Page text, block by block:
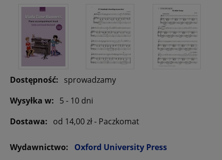
Dostępność: sprowadzamy
Wysyłka w: 5 - 10 dni
Dostawa: od 14,00 zł- Paczkomat
Wydawnictwo:
Oxford University Press